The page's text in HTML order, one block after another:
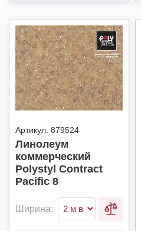
Артикул: 879524
Линолеум
коммерческий
Polystyl Contract
Pacific 8
Ширина: